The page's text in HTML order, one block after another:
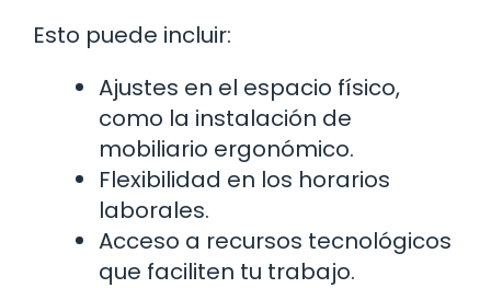
Esto puede incluir:
Ajustes en el espacio físico,
como la instalación de
mobiliario ergonómico.
Flexibilidad en los horarios
laborales.
Acceso a recursos tecnológicos
que faciliten tu trabajo.